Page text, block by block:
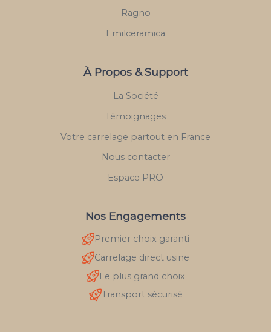
Ragno
Emilceramica
À Propos & Support
La Société
Témoignages
Votre carrelage partout en France
Nous contacter
Espace PRO
Nos Engagements
Premier choix garanti
Carrelage direct usine
Le plus grand choix
Transport sécurisé